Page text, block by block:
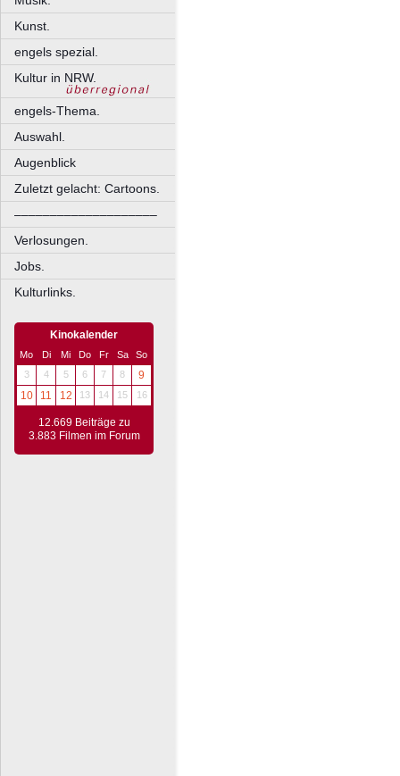
Kunst.
engels spezial.
Kultur in NRW.
engels-Thema.
Auswahl.
Augenblick
Zuletzt gelacht: Cartoons.
––––––––––––––––––––
Verlosungen.
Jobs.
Kulturlinks.
Kinokalender
Mo Di Mi Do Fr Sa
So
3
4 5 6 7 8
9
10
11 12 13 14 15 16
12.669 Beiträge zu
3.883 Filmen im Forum